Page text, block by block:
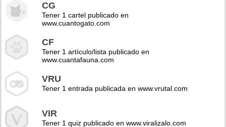
CG
Tener 1 cartel publicado en
www.cuantogato.com
CF
Tener 1 artículo/lista publicado en
www.cuantafauna.com
VRU
Tener 1 entrada publicada en www.vrutal.com
VIR
Tener 1 quiz publicado en www.viralizalo.com